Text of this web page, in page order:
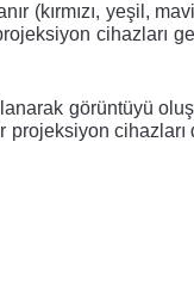
(kırmızı, yeşil,
cihazları
görüntüyü
cihazları